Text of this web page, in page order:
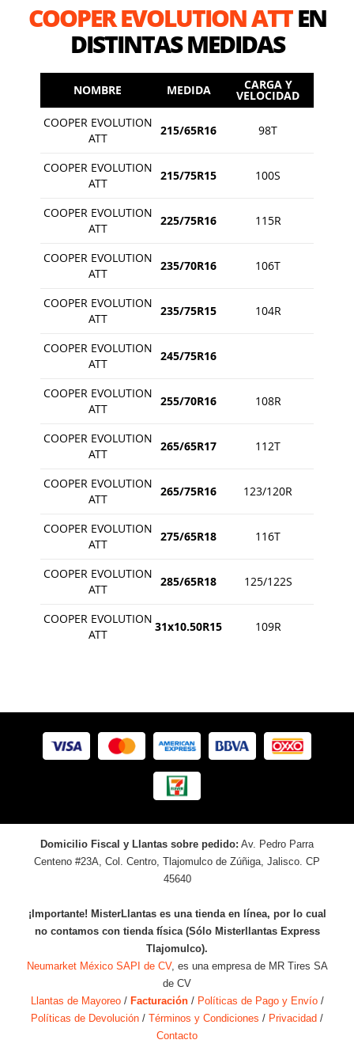
COOPER EVOLUTION ATTEN
DISTINTAS MEDIDAS
NOMBRE MEDIDA CARGA Y
VELOCIDAD
COOPER EVOLUTION
ATT
215/65R16 98T
COOPER EVOLUTION
ATT
215/75R15 100S
COOPER EVOLUTION
ATT
225/75R16 115R
COOPER EVOLUTION
ATT
235/70R16 106T
COOPER EVOLUTION
ATT
235/75R15 104R
COOPER EVOLUTION
ATT
245/75R16
COOPER EVOLUTION
ATT
255/70R16 108R
COOPER EVOLUTION
ATT
265/65R17 112T
COOPER EVOLUTION
ATT
265/75R16 123/120R
COOPER EVOLUTION
ATT
275/65R18 116T
COOPER EVOLUTION
ATT
285/65R18 125/122S
COOPER EVOLUTION
ATT
31x10.50R15 109R
Domicilio Fiscal y Llantas sobre pedido: Av. Pedro Parra
Centeno #23A, Col. Centro, Tlajomulco de Zúñiga, Jalisco. CP
45640
¡Importante! MisterLlantas es una tienda en línea, por lo cual
no contamos con tienda física (Sólo Misterllantas Express
Tlajomulco).
Neumarket México SAPI de CV, es una empresa de MR Tires SA
de CV
Llantas de Mayoreo/ Facturación/ Políticas de Pago y Envío/
Políticas de Devolución / Términos y Condiciones / Privacidad /
Contacto